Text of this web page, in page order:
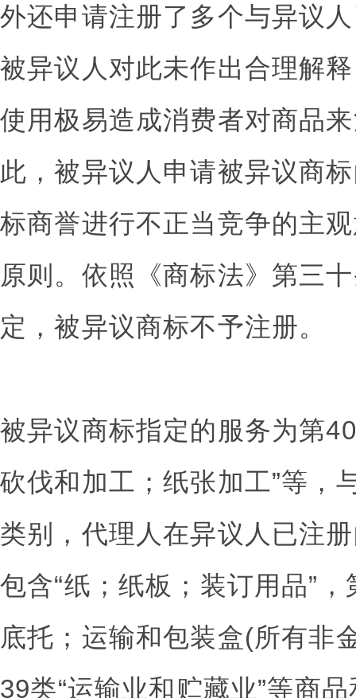
外还申请注册了多个与异议
被异议人对此未作出合理解
使用极易造成消费者对商品
此，被异议人申请被异议商
标商誉进行不正当竞争的主
原则。依照《商标法》第三
定，被异议商标不予注册。
被异议商标指定的服务为第
砍伐和加工；纸张加工”等，
类别，代理人在异议人已注
包含“纸；纸板；装订用品”
底托；运输和包装盒(所有非
39类“运输业和贮藏业”等商